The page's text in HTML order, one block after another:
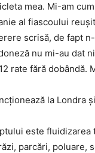
mea. Mi-am
al fiascoului
scrisă, de fapt
nu mi-au dat
rate fără dobândă.
la Londra
este
parcări, poluare,